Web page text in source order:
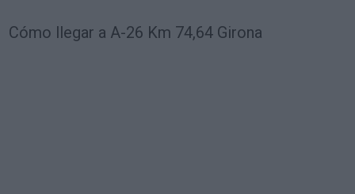
Cómo llegar a A-26 Km 74,64 Girona